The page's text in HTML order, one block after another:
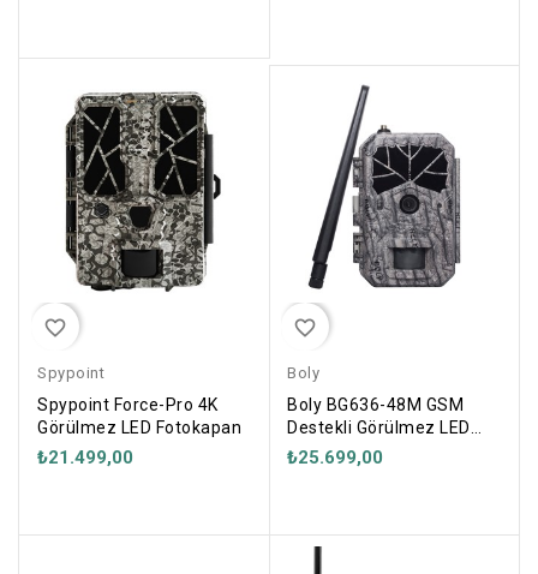
favorite_border
Spypoint
Spypoint Force-Pro 4K
Görülmez LED Fotokapan
₺21.499,00
favorite_border
Boly
Boly BG636-48M GSM
Destekli Görülmez LED
Fotokapan
₺25.699,00